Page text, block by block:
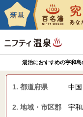
湯治におすすめの宇和
1. 都道府県 中
2. 地域・市区郡 宇和